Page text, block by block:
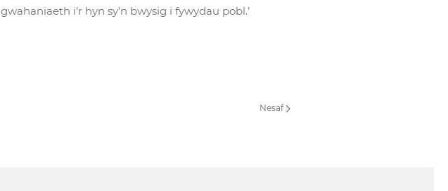
i’r hyn sy’n bwysig i fywydau pobl.’
Nesaf